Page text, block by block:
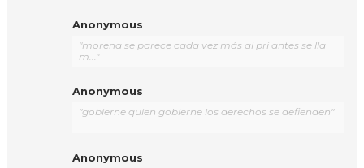
Anonymous
"morena se parece cada vez más al pri antes se lla
m..."
Anonymous
"gobierne quien gobierne los derechos se defienden"
Anonymous